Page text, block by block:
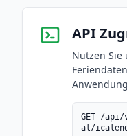
API
Nutzen Sie
GET /
al/